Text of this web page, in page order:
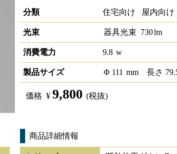
分類
住宅向け 屋内向け
光束 器具光束 730lm
消費電力 9.8 w
製品サイズ Φ 111 mm 長さ
価格 ¥ 9,800 (税抜)
商品詳細情報